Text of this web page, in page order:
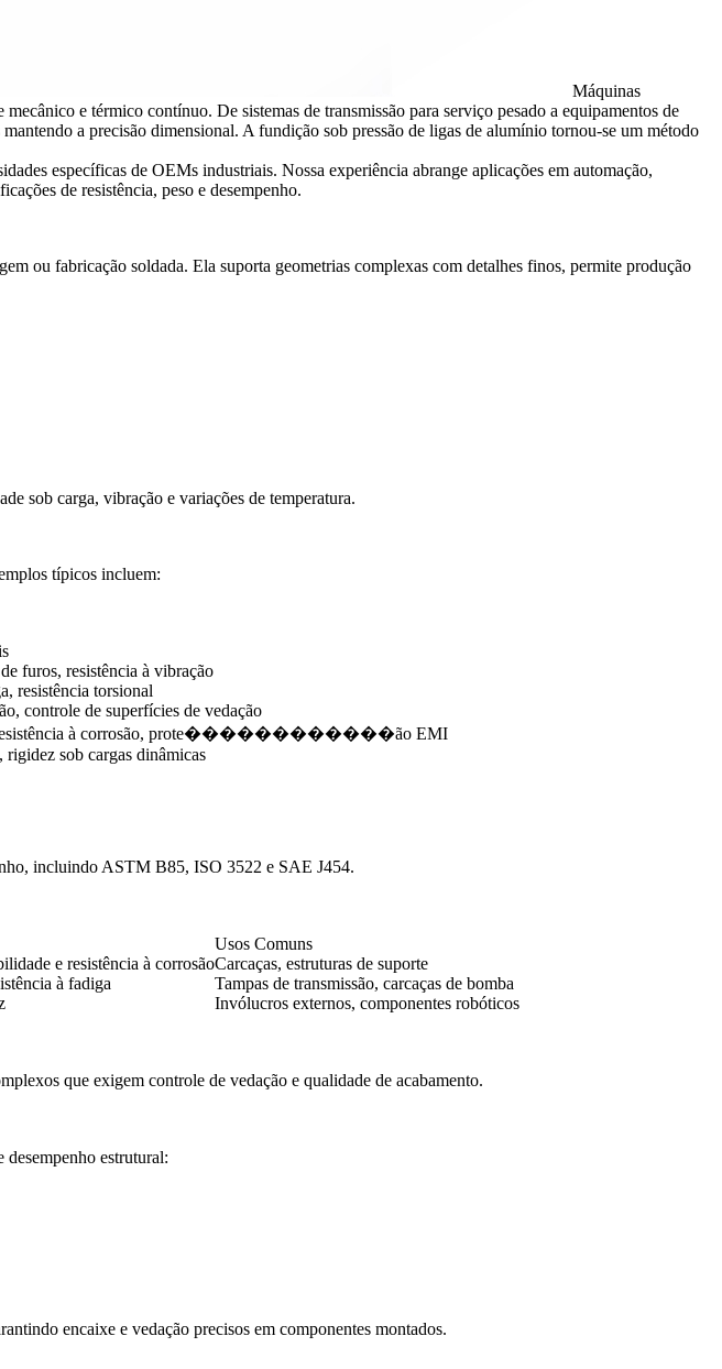
Máquinas
e térmico contínuo. De sistemas de transmissão para serviço pesado a equipamentos de
a precisão dimensional. A fundição sob pressão de ligas de alumínio tornou-se um método
específicas de OEMs industriais. Nossa experiência abrange aplicações em automação,
de resistência, peso e desempenho.
ou fabricação soldada. Ela suporta geometrias complexas com detalhes finos, permite produção
sob carga, vibração e variações de temperatura.
típicos incluem:
furos, resistência à vibração
resistência torsional
controle de superfícies de vedação
resistência à corrosão, prote������������ão EMI
rigidez sob cargas dinâmicas
incluindo ASTM B85, ISO 3522 e SAE J454.
Usos Comuns
e resistência à corrosãoCarcaças, estruturas de suporte
à fadiga
Tampas de transmissão, carcaças de bomba
Invólucros externos, componentes robóticos
que exigem controle de vedação e qualidade de acabamento.
desempenho estrutural:
encaixe e vedação precisos em componentes montados.